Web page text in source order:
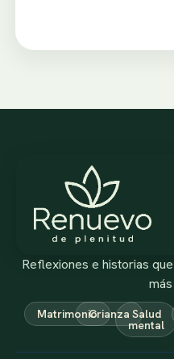
Reflexiones e historias
MatrimonioCrianza Salud
mental